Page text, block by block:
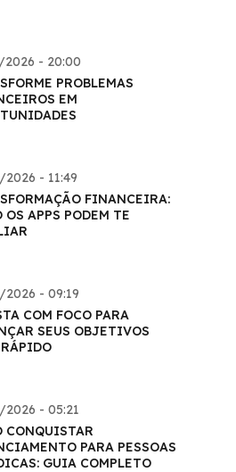
- 20:00
PROBLEMAS
EM
- 11:49
FINANCEIRA:
OS APPS PODEM TE
- 09:19
COM FOCO PARA
SEUS OBJETIVOS
- 05:21
CONQUISTAR
PARA PESSOAS
GUIA COMPLETO